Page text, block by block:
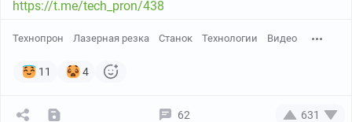
https://t.me/tech_pron/438
Технопрон Лазерная резка Станок Технологии Видео
11 4
62 631